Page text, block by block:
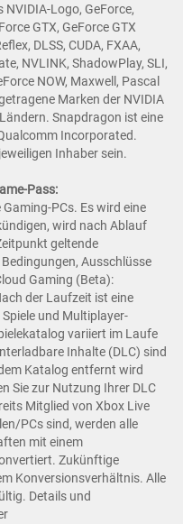
Logo, GeForce,
GTX, GeForce GTX
DLSS, CUDA, FXAA,
NVLINK, ShadowPlay, SLI,
NOW, Maxwell, Pascal
Marken der NVIDIA
Snapdragon ist eine
Incorporated.
Inhaber sein.
Pass:
PCs. Es wird eine
wird nach Ablauf
geltende
Ausschlüsse
Gaming (Beta):
der Laufzeit ist eine
und Multiplayer-
variiert im Laufe
Inhalte (DLC) sind
Katalog entfernt wird
Sie zur Nutzung Ihrer DLC
Mitglied von Xbox Live
PCs sind, werden alle
mit einem
Zukünftige
Konversionsverhältnis. Alle
Details und